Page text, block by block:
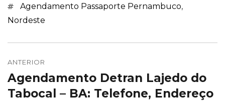
Marcações
Agendamento Passaporte Pernambuco,
Nordeste
de
Post
ANTERIOR
Post
anterior:
Agendamento Detran Lajedo do
Tabocal – BA: Telefone, Endereço